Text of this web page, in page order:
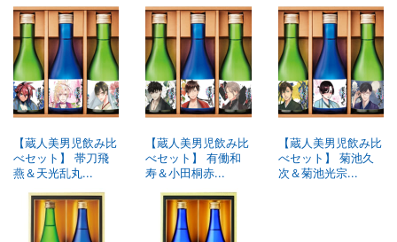
【蔵人美男児飲み比
べセット】 帯刀飛
燕＆天光乱丸...
【蔵人美男児飲み比
べセット】 有働和
寿＆小田桐赤...
【蔵人美男児飲み比
べセット】 菊池久
次＆菊池光宗...